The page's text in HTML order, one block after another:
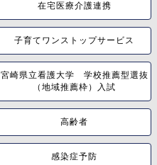
在宅医療介護連携
子育てワンストップサービス
宮崎県立看護大学 学校推薦型選抜
（地域推薦枠）入試
高齢者
感染症予防